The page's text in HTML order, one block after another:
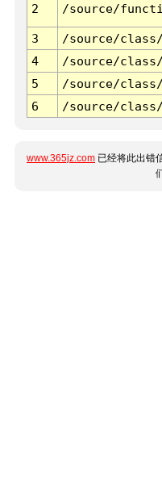
2 /source/
3 /source/
4
/source/
5
/source/
6
/source/
www.365jz.com 已经将此出错